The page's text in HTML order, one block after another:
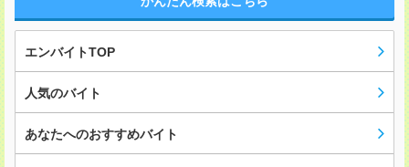
エンバイトTOP
人気のバイト
あなたへのおすすめバイト